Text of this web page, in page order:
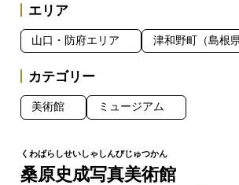
桑原史成写真美術館
エリア
山口・防府エリア 津和野町（島根県
カテゴリー
美術館 ミュージアム